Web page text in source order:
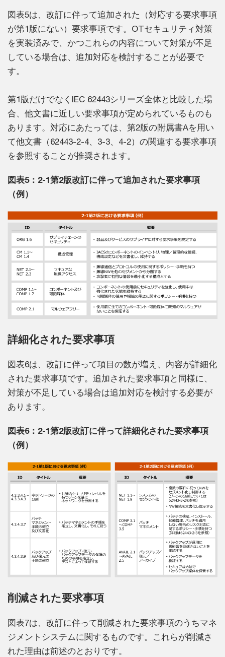
図表5は、改訂に伴って追加された（対応する要求事項
が第1版にない）要求事項です。OTセキュリティ対策
を実装済みで、かつこれらの内容について対策が不足
している場合は、追加対応を検討することが必要で
す。
第1版だけでなくIEC 62443シリーズ全体と比較した場
合、他文書に近しい要求事項が定められているものも
あります。対応にあたっては、第2版の附属書Aを用い
て他文書（62443-2-4、3-3、4-2）の関連する要求事項
を参照することが推奨されます。
図表5：2-1第2版改訂に伴って追加された要求事項
（例）
詳細化された要求事項
図表6は、改訂に伴って項目の数が増え、内容が詳細化
された要求事項です。追加された要求事項と同様に、
対策が不足している場合は追加対応を検討する必要が
あります。
図表6：2-1第2版改訂に伴って詳細化された要求事項
（例）
削減された要求事項
図表7は、改訂に伴って削減された要求事項のうちマネ
ジメントシステムに関するものです。これらが削減さ
れた理由は前述のとおりです。